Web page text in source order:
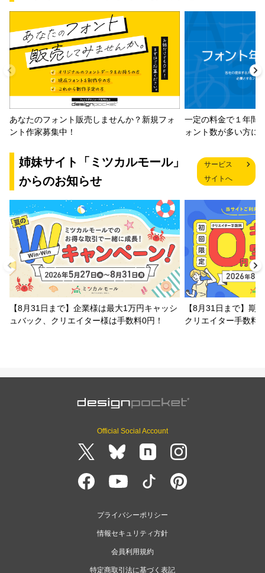
あなたのフォント販売しませんか？新規フォ
ント作家募集中！
一定の料金で１年間
ォント数が多い方に
姉妹サイト「ミツカルモール」
からのお知らせ
サービス
サイトへ
【8月31日まで】企業様は最大1万円キャッシ
ュバック、クリエイター様は手数料0円！
【8月31日まで】期
クリエイター手数料
Official Social Account
プライバシーポリシー
情報セキュリティ方針
会員利用規約
特定商取引法に基づく表記